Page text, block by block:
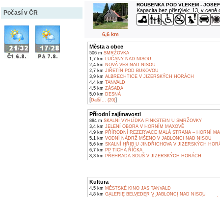
Počasí v ČR
6,6 km
ROUBENKA POD VLEKEM -
Kapacita bez přistýlek: 13, v ceně
Města a obce
506 m SMRŽOVKA
1,7 km LUČANY NAD NISOU
2,4 km NOVÁ VES NAD NISOU
2,7 km JIŘETÍN POD BUKOVOU
3,9 km ALBRECHTICE V JIZERSKÝCH HORÁCH
4,4 km TANVALD
4,5 km ZÁSADA
5,0 km DESNÁ
[Další... (20)]
Přírodní zajímavosti
884 m SKALNÍ VYHLÍDKA FINKSTEIN U SMRŽOVKY
3,4 km JELENÍ OBORA V HORNÍM MAXOVĚ
4,9 km PŘÍRODNÍ REZERVACE MALÁ STRANA – HORNÍ
5,1 km VODNÍ NÁDRŽ MŠENO V JABLONCI NAD NISOU
5,6 km SKALNÍ HŘIB U JINDŘICHOVA V JIZERSKÝCH
6,7 km PP TICHÁ ŘÍČKA
8,3 km PŘEHRADA SOUŠ V JIZERSKÝCH HORÁCH
Kultura
4,5 km MĚSTSKÉ KINO JAS TANVALD
4,8 km GALERIE BELVEDER V JABLONCI NAD NISOU